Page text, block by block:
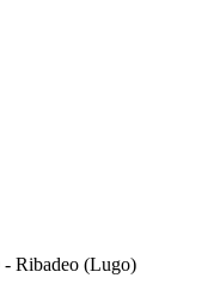
- Ribadeo (Lugo)